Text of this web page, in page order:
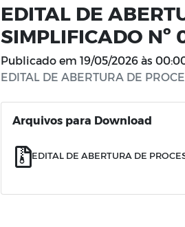
EDITAL DE
SIMPLIFICADO
Publicado em 19/05/2026 às
EDITAL DE ABERTURA DE
Arquivos para Download
EDITAL DE ABERTURA DE